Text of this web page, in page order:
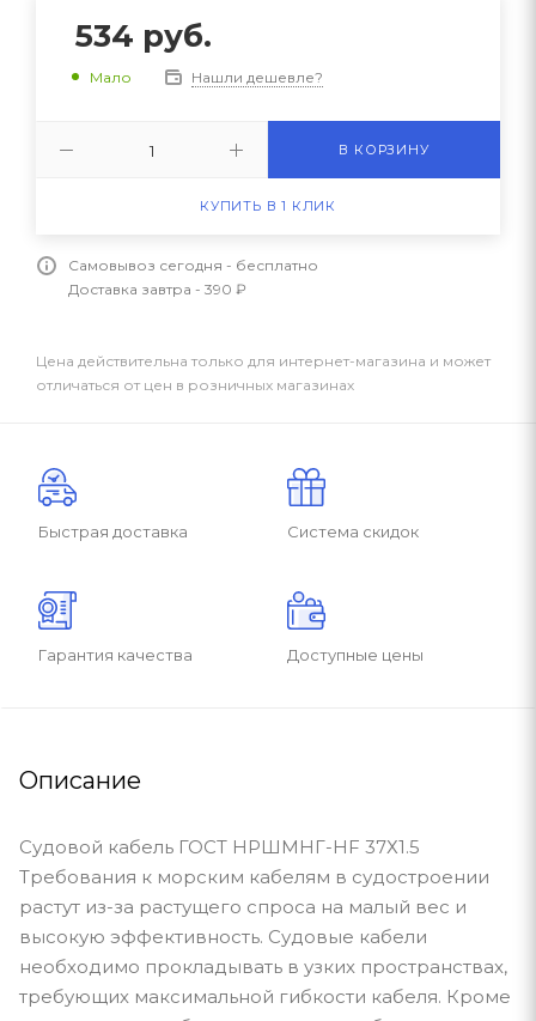
534 руб.
Мало Нашли дешевле?
В КОРЗИНУ
КУПИТЬ В 1 КЛИК
Самовывоз сегодня - бесплатно
Доставка завтра - 390 ₽
Цена действительна только для интернет-магазина и может
отличаться от цен в розничных магазинах
Быстрая доставка Система скидок
Гарантия качества Доступные цены
Описание
Судовой кабель ГОСТ НРШМНГ-HF 37Х1.5
Требования к морским кабелям в судостроении
растут из-за растущего спроса на малый вес и
высокую эффективность. Судовые кабели
необходимо прокладывать в узких пространствах,
требующих максимальной гибкости кабеля. Кроме